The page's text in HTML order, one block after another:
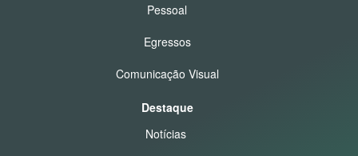
Pessoal
Egressos
Comunicação Visual
Destaque
Notícias